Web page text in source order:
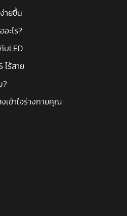
ายขึ้น
ะไร?
บLED
ไร้สาย
?
เข้าใจร่างกายคุณ